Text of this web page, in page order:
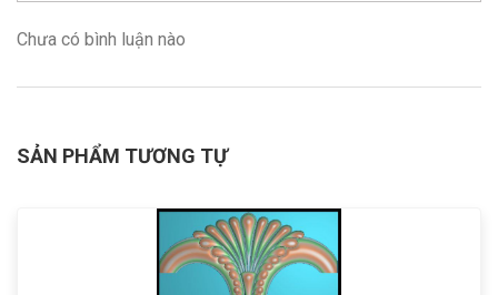
Chưa có bình luận nào
SẢN PHẨM TƯƠNG TỰ